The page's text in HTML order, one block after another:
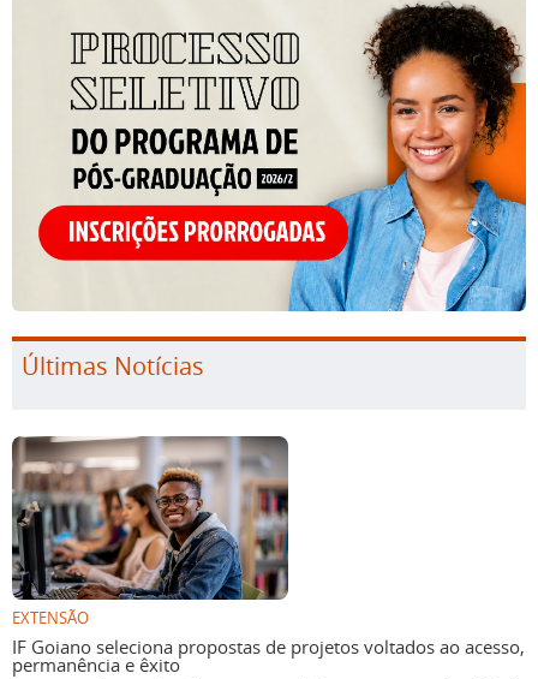
Últimas Notícias
EXTENSÃO
IF Goiano seleciona propostas de projetos voltados ao acesso,
permanência e êxito